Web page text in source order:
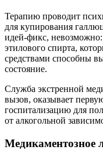
Терапию проводит
для купирования
идей-фикс, невозможно:
этилового спирта,
средствами способны
состояние.
Служба экстренной
вызов, оказывает
госпитализацию для
от алкогольной
Медикаментозное